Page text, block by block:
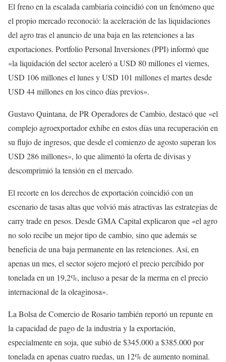
El freno en la escalada cambiaria coincidió con un fenómeno que
el propio mercado reconoció: la aceleración de las liquidaciones
del agro tras el anuncio de una baja en las retenciones a las
exportaciones. Portfolio Personal Inversiones (PPI) informó que
«la liquidación del sector aceleró a USD 80 millones el viernes,
USD 106 millones el lunes y USD 101 millones el martes desde
USD 44 millones en los cinco días previos».
Gustavo Quintana, de PR Operadores de Cambio, destacó que «el
complejo agroexportador exhibe en estos días una recuperación en
su flujo de ingresos, que desde el comienzo de agosto superan los
USD 286 millones», lo que alimentó la oferta de divisas y
descomprimió la tensión en el mercado.
El recorte en los derechos de exportación coincidió con un
escenario de tasas altas que volvió más atractivas las estrategias de
carry trade en pesos. Desde GMA Capital explicaron que «el agro
no solo recibe un mejor tipo de cambio, sino que además se
beneficia de una baja permanente en las retenciones. Así, en
apenas un mes, el sector sojero mejoró el precio percibido por
tonelada en un 19,2%, incluso a pesar de la merma en el precio
internacional de la oleaginosa».
La Bolsa de Comercio de Rosario también reportó un repunte en
la capacidad de pago de la industria y la exportación,
especialmente en soja, que subió de $345.000 a $385.000 por
tonelada en apenas cuatro ruedas, un 12% de aumento nominal.